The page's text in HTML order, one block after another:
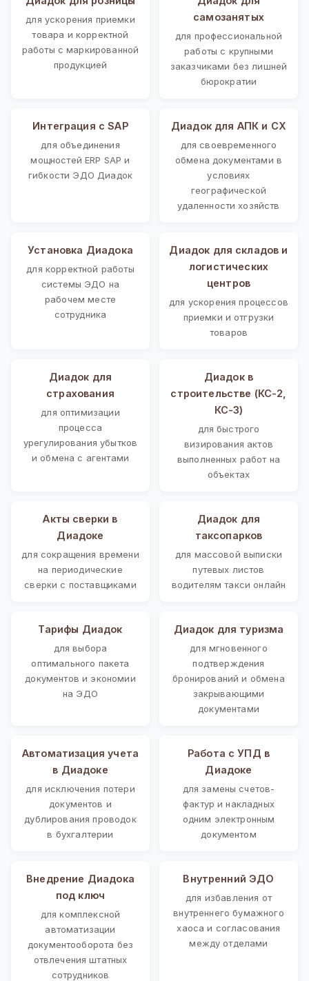
для ускорения приемки
товара и корректной
работы с маркированной
продукцией
самозанятых
для профессиональной
работы с крупными
заказчиками без лишней
бюрократии
Интеграция с SAP
для объединения
мощностей ERP SAP и
гибкости ЭДО Диадок
Диадок для АПК и СХ
для своевременного
обмена документами в
условиях
географической
удаленности хозяйств
Установка Диадока
для корректной работы
системы ЭДО на
рабочем месте
сотрудника
Диадок для складов и
логистических
центров
для ускорения процессов
приемки и отгрузки
товаров
Диадок для
страхования
для оптимизации
процесса
урегулирования убытков
и обмена с агентами
Диадок в
строительстве (КС-2,
КС-3)
для быстрого
визирования актов
выполненных работ на
объектах
Акты сверки в
Диадоке
для сокращения времени
на периодические
сверки с поставщиками
Диадок для
таксопарков
для массовой выписки
путевых листов
водителям такси онлайн
Тарифы Диадок
для выбора
оптимального пакета
документов и экономии
на ЭДО
Диадок для туризма
для мгновенного
подтверждения
бронирований и обмена
закрывающими
документами
Автоматизация учета
в Диадоке
для исключения потери
документов и
дублирования проводок
в бухгалтерии
Работа с УПД в
Диадоке
для замены счетов-
фактур и накладных
одним электронным
документом
Внедрение Диадока
под ключ
для комплексной
автоматизации
документооборота без
отвлечения штатных
сотрудников
Внутренний ЭДО
для избавления от
внутреннего бумажного
хаоса и согласования
между отделами